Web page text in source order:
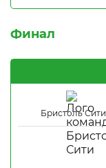
Финал
Бристоль Сити